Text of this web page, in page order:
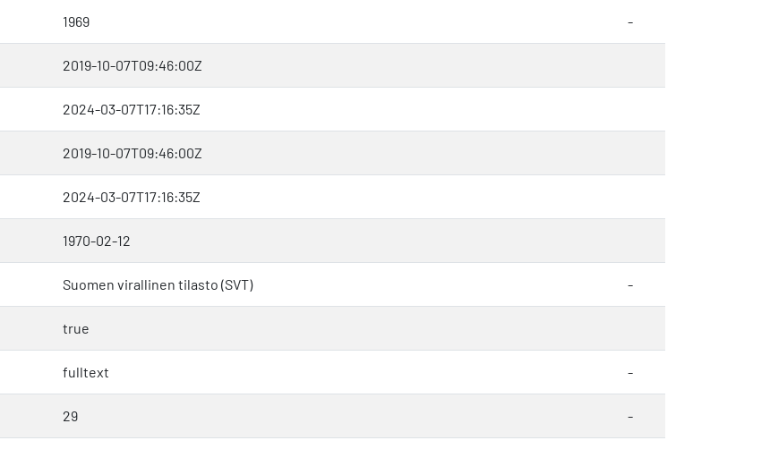
1969 -
2019-10-07T09:46:00Z
2024-03-07T17:16:35Z
2019-10-07T09:46:00Z
2024-03-07T17:16:35Z
1970-02-12
Suomen virallinen tilasto (SVT) -
true
fulltext -
29 -